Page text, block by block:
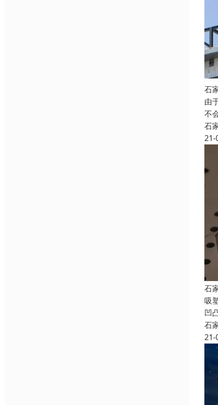
石
由
不
石
21-
石
吸
凹
石
21-